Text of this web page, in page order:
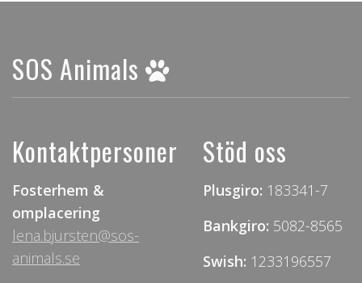
SOS Animals
Kontaktpersoner
Fosterhem &
omplacering
lena.bjursten@sos-
animals.se
Stöd oss
Plusgiro: 183341-7
Bankgiro: 5082-8565
Swish: 1233196557